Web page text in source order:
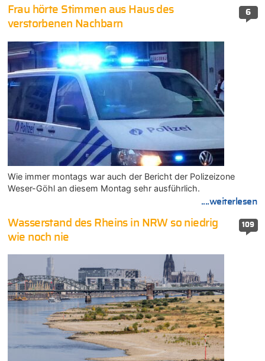
6
Frau hörte Stimmen aus Haus des
verstorbenen Nachbarn
Wie immer montags war auch der Bericht der Polizeizone
Weser-Göhl an diesem Montag sehr ausführlich.
....weiterlesen
109
Wasserstand des Rheins in NRW so niedrig
wie noch nie